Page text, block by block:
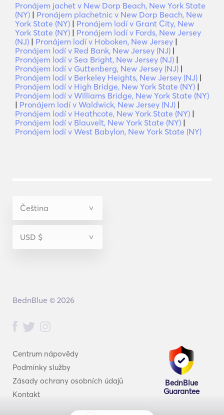
Pronájem jachet v New Dorp Beach, New York State
(NY) | Pronájem plachetnic v New Dorp Beach, New
York State (NY) | Pronájem lodí v Grant City, New
York State (NY) | Pronájem lodí v Fords, New Jersey
(NJ) | Pronájem lodí v Hoboken, New Jersey |
Pronájem lodí v Red Bank, New Jersey (NJ) |
Pronájem lodí v Sea Bright, New Jersey (NJ) |
Pronájem lodí v Guttenberg, New Jersey (NJ) |
Pronájem lodí v Berkeley Heights, New Jersey (NJ) |
Pronájem lodí v High Bridge, New York State (NY) |
Pronájem lodí v Williams Bridge, New York State (NY)
| Pronájem lodí v Waldwick, New Jersey (NJ) |
Pronájem lodí v Heathcote, New York State (NY) |
Pronájem lodí v Blauvelt, New York State (NY) |
Pronájem lodí v West Babylon, New York State (NY)
Centrum nápovědy
Podmínky služby
Zásady ochrany osobních údajů
Kontakt
BednBlue
Guarantee
BednBlue © 2026